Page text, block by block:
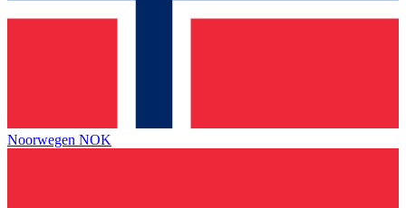
Noorwegen NOK